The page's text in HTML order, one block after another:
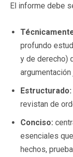
El informe debe
profundo
y de derecho)
argumentación
Estructurado:
revistan de
Conciso:
esenciales
hechos,